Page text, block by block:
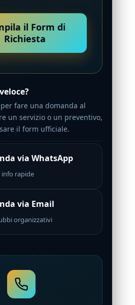
il Form di
Richiesta
fare una domanda al
un servizio o un preventivo,
il form ufficiale.
via WhatsApp
info rapide
via Email
organizzativi